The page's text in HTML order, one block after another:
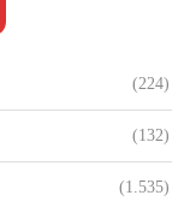
(224)
(132)
(1.535)